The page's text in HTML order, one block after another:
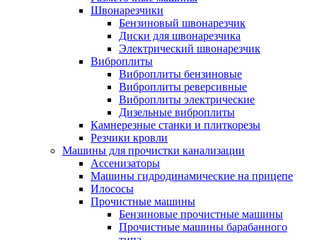
Швонарезчики
Бензиновый швонарезчик
Диски для швонарезчика
Электрический швонарезчик
Виброплиты
Виброплиты бензиновые
Виброплиты реверсивные
Виброплиты электрические
Дизельные виброплиты
Камнерезные станки и плиткорезы
Резчики кровли
Машины для прочистки канализации
Ассенизаторы
Машины гидродинамические на прицепе
Илососы
Прочистные машины
Бензиновые прочистные машины
Прочистные машины барабанного